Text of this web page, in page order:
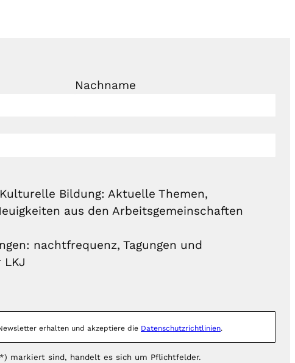
Nachname
Bildung: Aktuelle Themen,
aus den Arbeitsgemeinschaften
nachtfrequenz, Tagungen und
erhalten und akzeptiere die Datenschutzrichtlinien.
markiert sind, handelt es sich um Pflichtfelder.